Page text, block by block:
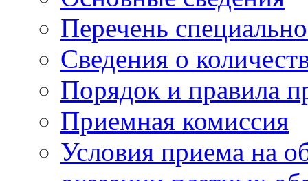
Перечень
Cведения о
Порядок и правила
Приемная комиссия
Условия приема на